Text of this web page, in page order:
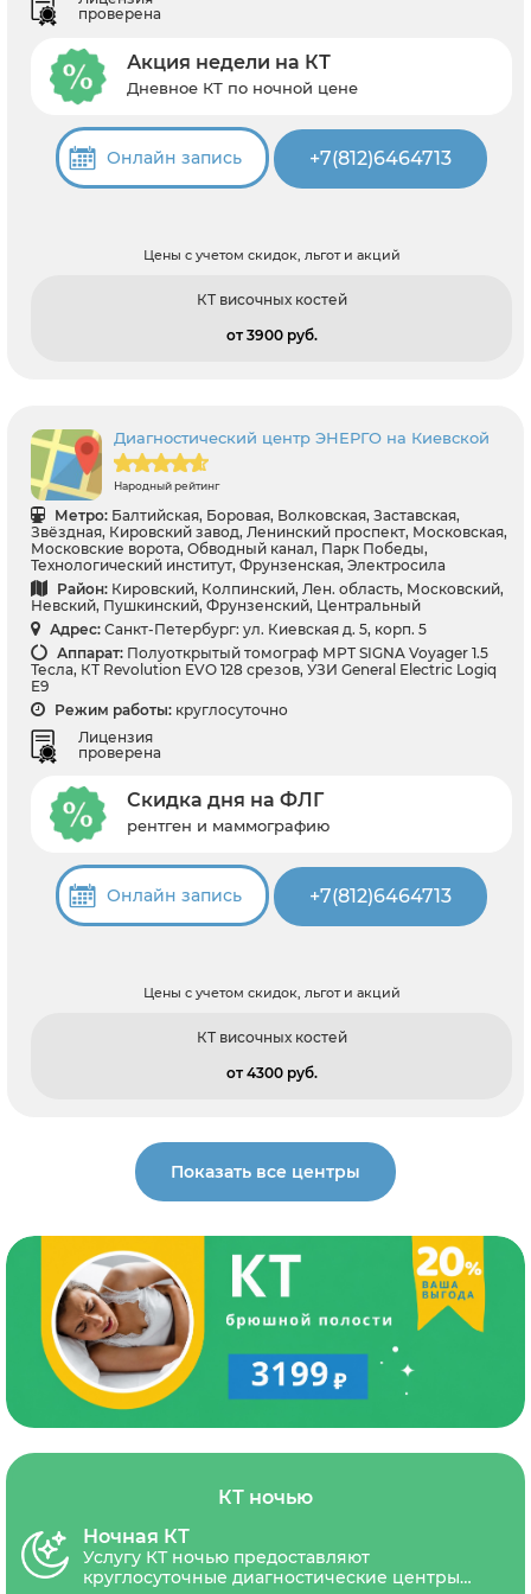
проверена
Акция недели на КТ
Дневное КТ по ночной цене
Онлайн запись +7(812)6464713
Цены с учетом скидок, льгот и акций
КТ височных костей
от 3900 pуб.
Диагностический центр ЭНЕРГО на Киевской
Народный рейтинг
Метро: Балтийская, Боровая, Волковская, Заставская,
Звёздная, Кировский завод, Ленинский проспект, Московская,
Московские ворота, Обводный канал, Парк Победы,
Технологический институт, Фрунзенская, Электросила
Район: Кировский, Колпинский, Лен. область, Московский,
Невский, Пушкинский, Фрунзенский, Центральный
Адрес: Санкт-Петербург: ул. Киевская д. 5, корп. 5
Аппарат: Полуоткрытый томограф МРТ SIGNA Voyager 1.5
Тесла, КТ Revolution EVO 128 срезов, УЗИ General Electric Logiq
E9
Режим работы: круглосуточно
Лицензия
проверена
Скидка дня на ФЛГ
рентген и маммографию
Онлайн запись +7(812)6464713
Цены с учетом скидок, льгот и акций
КТ височных костей
от 4300 pуб.
Показать все центры
КТ ночью
Ночная КТ
Услугу КТ ночью предоставляют
круглосуточные диагностические центры